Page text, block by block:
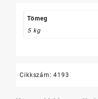
Tömeg
5 kg
Cikkszám:4193